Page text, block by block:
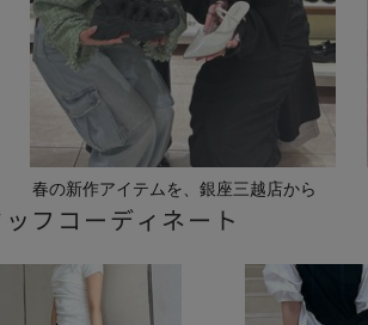
春の新作アイテムを、銀座三越店から
ご紹介...
フコーディネート